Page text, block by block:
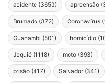
acidente (3653) apreensão
Brumado (372) Coronavírus
Guanambi (501) homicídio
Jequié (1118) moto (393)
prisão (417) Salvador (341)